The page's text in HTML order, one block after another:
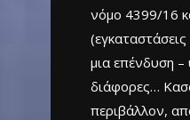
νόμο 4399/16
μια επένδυση –
διάφορες…
περιβάλλον,